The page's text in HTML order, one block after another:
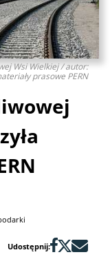
Wsi Wielkiej / autor:
prasowe PERN
Udostępnij: